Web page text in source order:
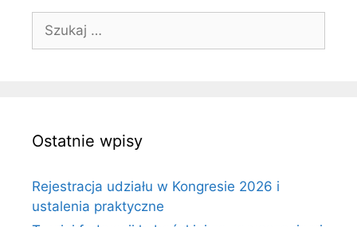
Szukaj:
Ostatnie wpisy
Rejestracja udziału w Kongresie 2026 i
ustalenia praktyczne